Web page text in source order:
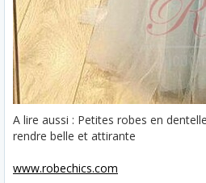
A lire aussi : Petites robes en
rendre belle et attirante
www.robechics.com